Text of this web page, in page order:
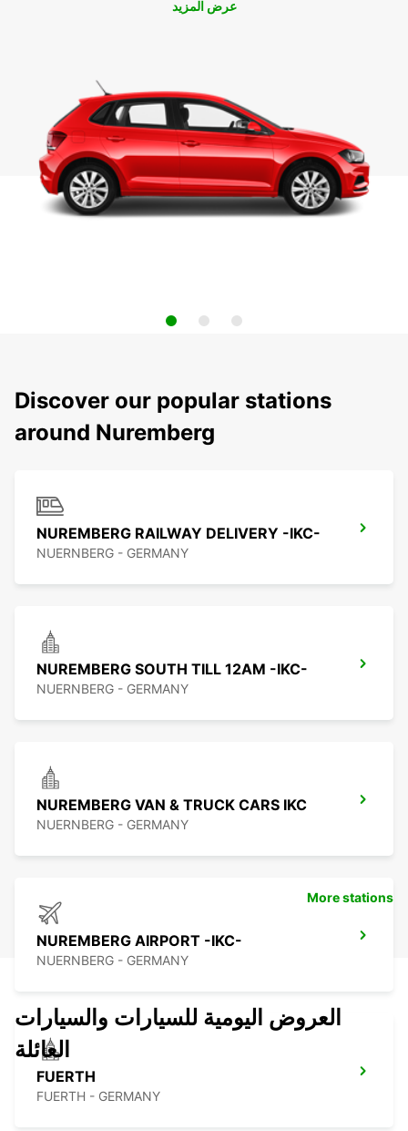
عرض المزيد
Discover our popular stations
around Nuremberg
NUREMBERG RAILWAY DELIVERY -IKC-
NUERNBERG - GERMANY
NUREMBERG SOUTH TILL 12AM -IKC-
NUERNBERG - GERMANY
NUREMBERG VAN & TRUCK CARS IKC
NUERNBERG - GERMANY
NUREMBERG AIRPORT -IKC-
NUERNBERG - GERMANY
FUERTH
FUERTH - GERMANY
More stations
العروض اليومية للسيارات والسيارات
العائلة